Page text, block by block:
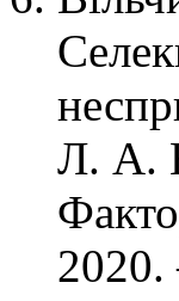
Л. А.